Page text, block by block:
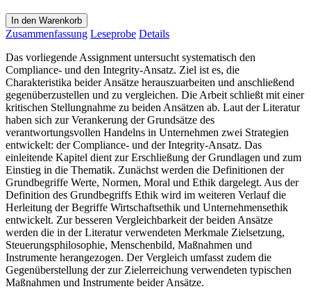
In den Warenkorb
Zusammenfassung Leseprobe Details
Das vorliegende Assignment untersucht systematisch den
Compliance- und den Integrity-Ansatz. Ziel ist es, die
Charakteristika beider Ansätze herauszuarbeiten und anschließend
gegenüberzustellen und zu vergleichen. Die Arbeit schließt mit einer
kritischen Stellungnahme zu beiden Ansätzen ab. Laut der Literatur
haben sich zur Verankerung der Grundsätze des
verantwortungsvollen Handelns in Unternehmen zwei Strategien
entwickelt: der Compliance- und der Integrity-Ansatz. Das
einleitende Kapitel dient zur Erschließung der Grundlagen und zum
Einstieg in die Thematik. Zunächst werden die Definitionen der
Grundbegriffe Werte, Normen, Moral und Ethik dargelegt. Aus der
Definition des Grundbegriffs Ethik wird im weiteren Verlauf die
Herleitung der Begriffe Wirtschaftsethik und Unternehmensethik
entwickelt. Zur besseren Vergleichbarkeit der beiden Ansätze
werden die in der Literatur verwendeten Merkmale Zielsetzung,
Steuerungsphilosophie, Menschenbild, Maßnahmen und
Instrumente herangezogen. Der Vergleich umfasst zudem die
Gegenüberstellung der zur Zielerreichung verwendeten typischen
Maßnahmen und Instrumente beider Ansätze.